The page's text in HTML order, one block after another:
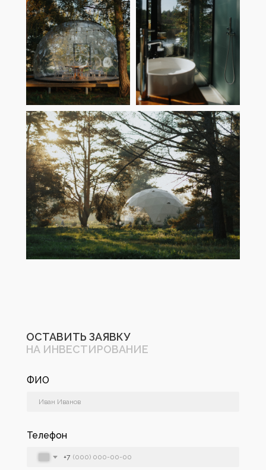
ОСТАВИТЬ ЗАЯВКУ
НА ИНВЕСТИРОВАНИЕ
ФИО
Телефон
+7